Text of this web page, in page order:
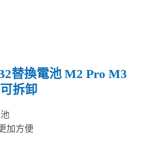
替換電池 M2 Pro M3
拆卸
加方便